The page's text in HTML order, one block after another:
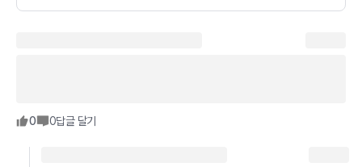
0 0답글 달기